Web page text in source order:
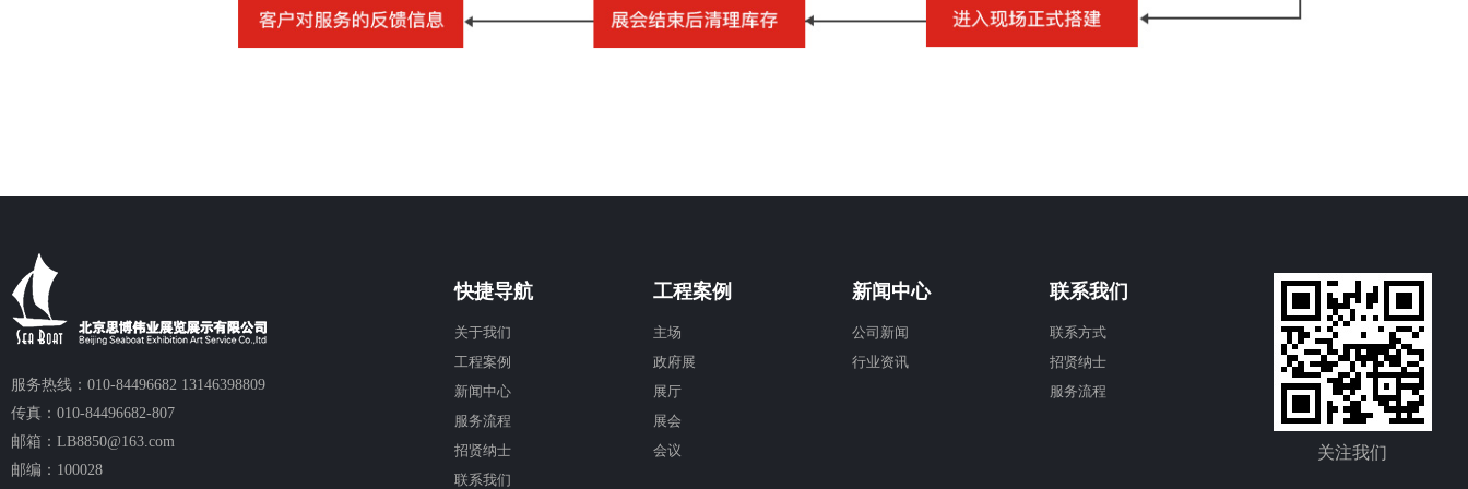
服务热线：010-84496682 13146398809
传真：010-84496682-807
邮箱：LB8850@163.com
邮编：100028
快捷导航
关于我们
工程案例
新闻中心
服务流程
招贤纳士
联系我们
工程案例
主场
政府展
展厅
展会
会议
新闻中心
公司新闻
行业资讯
联系我们
联系方式
招贤纳士
服务流程
关注我们